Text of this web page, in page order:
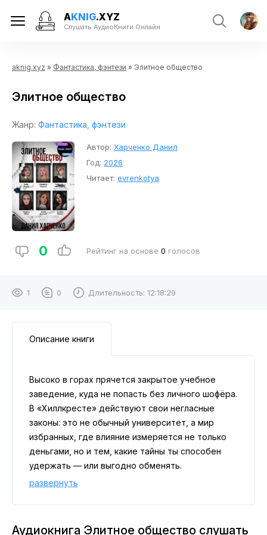
AKNIG.XYZ
Слушать АудиоКниги Онлайн
aknig.xyz » Фантастика, фэнтези » Элитное общество
Элитное общество
Жанр: Фантастика, фэнтези
Автор: Харченко Данил
Год: 2026
Читает: evrenkotya
0 Рейтинг на основе 0 голосов
1 0 Длительность: 12:18:29
Описание книги
Высоко в горах прячется закрытое учебное
заведение, куда не попасть без личного шофёра.
В «Хиллкресте» действуют свои негласные
законы: это не обычный университет, а мир
избранных, где влияние измеряется не только
деньгами, но и тем, какие тайны ты способен
удержать — или выгодно обменять.
Шестеро студентов с фамилиями, знакомыми по
эпицентре громкого скандала. Лайза Трейсон —
развернуть
Аудиокнига Элитное общество слушать